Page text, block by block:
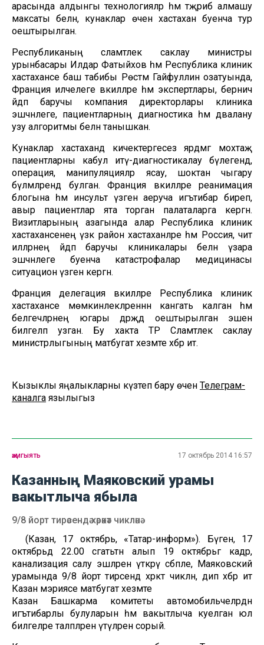
арасында алдынгы технологияләр һәм тәҗрибә алмашу
максаты белән, кунаклар өчен хастаханә буенча тур
оештырылган.
Республиканың сәламәтлек саклау министры
урынбасары Илдар Фатыйхов һәм Республика клиник
хастаханәсе баш табибы Рөстәм Гайфуллин озатуында,
Франция илчелеге вәкилләре һәм экспертлары, берничә
әйдәп баручы компания директорлары клиника
эшчәнлеге, пациентларның диагностика һәм дәвалану
узу алгоритмы белән танышкан.
Кунаклар хастаханәдә кичектергесез ярдәмгә мохтаҗ
пациентларны кабул итү-диагностикалау бүлегендә,
операция, манипуляцияләр ясау, шоктан чыгару
бүлмәләрендә булган. Франция вәкилләре реанимация
блогына һәм инсульт үзәгенә аеруча игътибар биреп,
авыр пациентлар ята торган палаталарга кергән.
Визитларының азагында алар Республика клиник
хастаханәсенең үзәк район хастаханәләре һәм Россия, чит
илләрнең әйдәп баручы клиникалары белән үзара
эшчәнлеге буенча катастрофалар медицинасы
ситуацион үзәгенә кергән.
Франция делегация вәкилләре Республика клиник
хастаханәсе мөмкинлекләреннән канәгать калган һәм
белгечләрнең югары дәрәҗәдә оештырылган эшен
билгеләп узган. Бу хакта ТР Сәламәтлек саклау
министрлыгының матбугат хезмәте хәбәр итә.
Кызыклы яңалыкларны күзәтеп бару өчен Телеграм-
каналга язылыгыз
җәмгыять 17 октябрь 2014 16:57
Казанның Маяковский урамы
вакытлыча ябыла
9/8 йорт тирәсендә хәрәкәт чикләнә
(Казан, 17 октябрь, «Татар-информ»). Бүген, 17
октябрьдә 22.00 сәгатьтән алып 19 октябрьгә кадәр,
канализация салу эшләрен үткәрү сәбәпле, Маяковский
урамында 9/8 йорт тирәсендә хәрәкәт чикләнә, дип хәбәр итә
Казан мэриясе матбугат хезмәте
Казан Башкарма комитеты автомобильчеләрдән
игътибарлы булуларын һәм вакытлыча куелган юл
билгеләре таләпләрен үтәүләрен сорый.